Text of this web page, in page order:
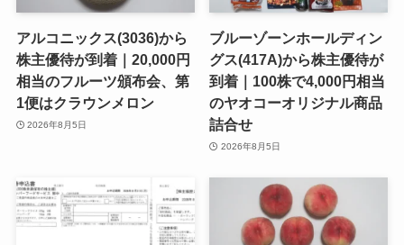
アルコニックス(3036)から
株主優待が到着｜20,000円
相当のフルーツ頒布会、第
1便はクラウンメロン
2026年8月5日
ブルーゾーンホールディン
グス(417A)から株主優待が
到着｜100株で4,000円相当
のヤオコーオリジナル商品
詰合せ
2026年8月5日